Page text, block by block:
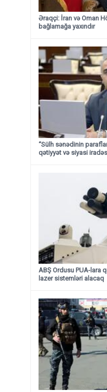
Əraqçi: İran və Oman
bağlamağa yaxındır
“Sülh sənədinin
qətiyyət və siyasi
ABŞ Ordusu PUA-lara
lazer sistemləri alacaq